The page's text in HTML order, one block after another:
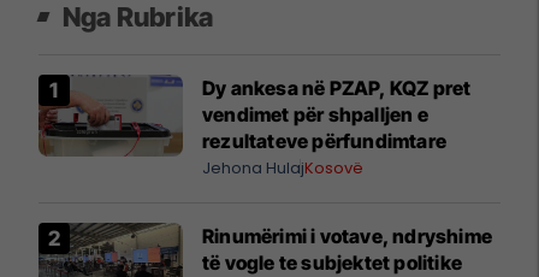
Nga Rubrika
Dy ankesa në PZAP, KQZ pret
vendimet për shpalljen e
rezultateve përfundimtare
Jehona HulajKosovë
Rinumërimi i votave, ndryshime
të vogle te subjektet politike